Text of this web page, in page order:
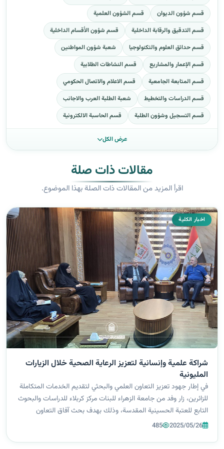
قسم شؤون الديوان
قسم الشؤون العلمية
قسم التدقيق والرقابة الداخلية
قسم شؤون الأقسام الداخلية
قسم حدائق العلوم والتكنولوجيا
شعبة شؤون المواطنين
قسم الإعمار والمشاريع
قسم النشاطات الطلابية
قسم المتابعة الجامعية
قسم الاعلام والاتصال الحكومي
قسم الدراسات والتخطيط
شعبة الطلبة العرب والاجانب
قسم التسجيل وشؤون الطلبة
قسم الحاسبة الالكترونية
عرض الكل
مقالات ذات صلة
اقرأ المزيد من المقالات ذات الصلة بهذا الموضوع.
اخبار الكلية
شراكة علمية وإنسانية لتعزيز الرعاية الصحية خلال الزيارات
المليونية
في إطار جهود تعزيز التعاون العلمي والبحثي لتقديم الخدمات المتكاملة
للزائرين، زار وفد من جامعة الزهراء للبنات مركز كربلاء للدراسات والبحوث
التابع للعتبة الحسينية المقدسة، وذلك بهدف بحث آفاق التعاون
المشترك في المجالات الأكاديمية والعلمية. وضم الوفد كل من السيد...
2025/05/26
485